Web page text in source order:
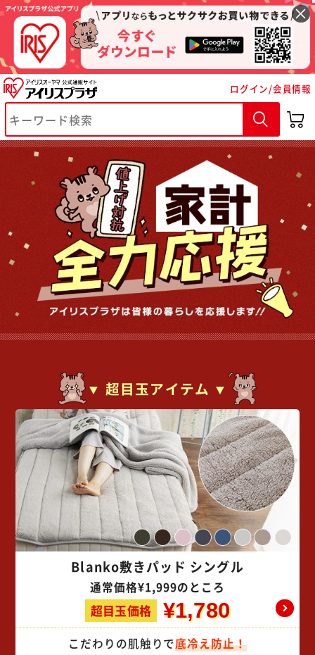
ログイン/会員情報
▼ 超目玉アイテム ▼
Blanko敷きパッド シングル
通常価格¥1,999のところ
超目玉価格 ¥1,780
こだわりの肌触りで底冷え防止！
※ご確認ください
カートに入れる 購入手続きへ